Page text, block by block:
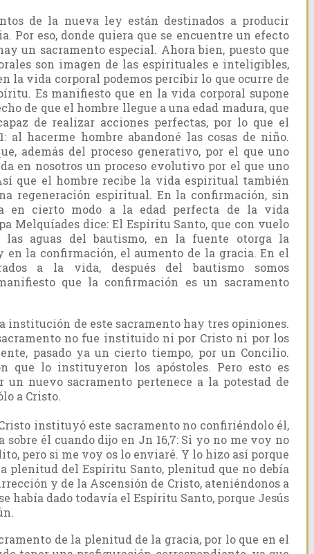
de la nueva ley están destinados a producir
Por eso, donde quiera que se encuentre un efecto
un sacramento especial. Ahora bien, puesto que
son imagen de las espirituales e inteligibles,
la vida corporal podemos percibir lo que ocurre de
Es manifiesto que en la vida corporal supone
de que el hombre llegue a una edad madura, que
de realizar acciones perfectas, por lo que el
al hacerme hombre abandoné las cosas de niño.
además del proceso generativo, por el que uno
en nosotros un proceso evolutivo por el que uno
que el hombre recibe la vida espiritual también
regeneración espiritual. En la confirmación, sin
en cierto modo a la edad perfecta de la vida
Melquíades dice: El Espíritu Santo, que con vuelo
las aguas del bautismo, en la fuente otorga la
la confirmación, el aumento de la gracia. En el
a la vida, después del bautismo somos
que la confirmación es un sacramento
la institución de este sacramento hay tres opiniones.
no fue instituido ni por Cristo ni por los
pasado ya un cierto tiempo, por un Concilio.
que lo instituyeron los apóstoles. Pero esto es
nuevo sacramento pertenece a la potestad de
a Cristo.
instituyó este sacramento no confiriéndolo él,
sobre él cuando dijo en Jn 16,7: Si yo no me voy no
pero si me voy os lo enviaré. Y lo hizo así porque
plenitud del Espíritu Santo, plenitud que no debía
y de la Ascensión de Cristo, ateniéndonos a
había dado todavía el Espíritu Santo, porque Jesús
de la plenitud de la gracia, por lo que en el